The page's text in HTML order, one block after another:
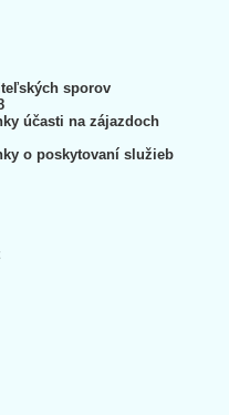
sporov
účasti na zájazdoch
o poskytovaní služieb